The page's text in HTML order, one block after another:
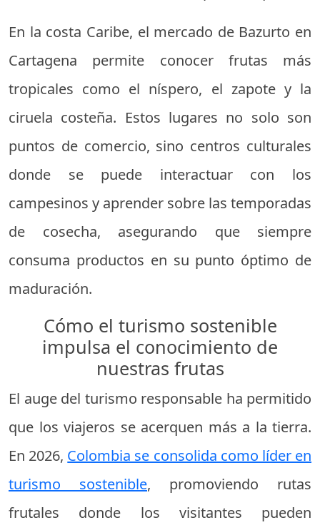
En la costa Caribe, el mercado de Bazurto en
Cartagena permite conocer frutas más
tropicales como el níspero, el zapote y la
ciruela costeña. Estos lugares no solo son
puntos de comercio, sino centros culturales
donde se puede interactuar con los
campesinos y aprender sobre las temporadas
de cosecha, asegurando que siempre
consuma productos en su punto óptimo de
maduración.
Cómo el turismo sostenible
impulsa el conocimiento de
nuestras frutas
El auge del turismo responsable ha permitido
que los viajeros se acerquen más a la tierra.
En 2026, Colombia se consolida como líder en
turismo sostenible, promoviendo rutas
frutales donde los visitantes pueden